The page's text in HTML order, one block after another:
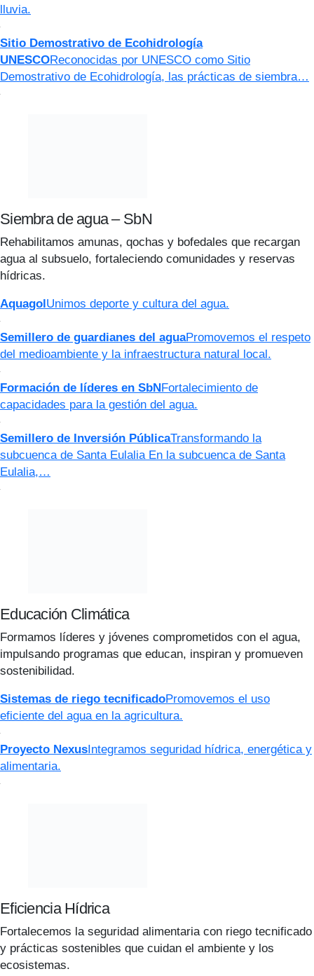
lluvia.
Sitio Demostrativo de Ecohidrología
UNESCOReconocidas por UNESCO como Sitio
Demostrativo de Ecohidrología, las prácticas de siembra…
Siembra de agua – SbN
Rehabilitamos amunas, qochas y bofedales que recargan
agua al subsuelo, fortaleciendo comunidades y reservas
hídricas.
AquagolUnimos deporte y cultura del agua.
Semillero de guardianes del aguaPromovemos el respeto
del medioambiente y la infraestructura natural local.
Formación de líderes en SbNFortalecimiento de
capacidades para la gestión del agua.
Semillero de Inversión PúblicaTransformando la
subcuenca de Santa Eulalia En la subcuenca de Santa
Eulalia,…
Educación Climática
Formamos líderes y jóvenes comprometidos con el agua,
impulsando programas que educan, inspiran y promueven
sostenibilidad.
Sistemas de riego tecnificadoPromovemos el uso
eficiente del agua en la agricultura.
Proyecto NexusIntegramos seguridad hídrica, energética y
alimentaria.
Eficiencia Hídrica
Fortalecemos la seguridad alimentaria con riego tecnificado
y prácticas sostenibles que cuidan el ambiente y los
ecosistemas.